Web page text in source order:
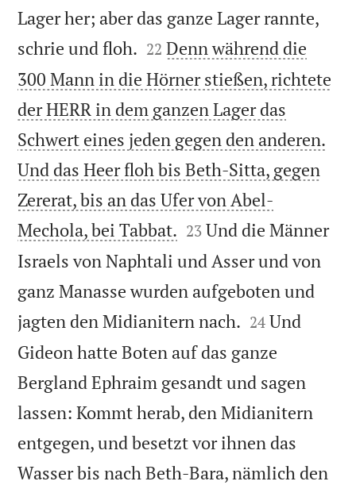
Lager her; aber das ganze Lager rannte,
schrie und floh. 

22 Denn während die
300 Mann in die Hörner stießen, richtete
der HERR in dem ganzen Lager das
Schwert eines jeden gegen den anderen.
Und das Heer floh bis Beth-Sitta, gegen
Zererat, bis an das Ufer von Abel-
Mechola, bei Tabbat. 

23 Und die Männer
Israels von Naphtali und Asser und von
ganz Manasse wurden aufgeboten und
jagten den Midianitern nach. 

24 Und
Gideon hatte Boten auf das ganze
Bergland Ephraim gesandt und sagen
lassen: Kommt herab, den Midianitern
entgegen, und besetzt vor ihnen das
Wasser bis nach Beth-Bara, nämlich den